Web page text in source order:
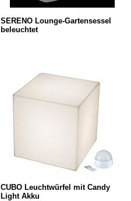
SERENO Lounge-Gartensessel
beleuchtet
CUBO Leuchtwürfel mit Candy
Light Akku